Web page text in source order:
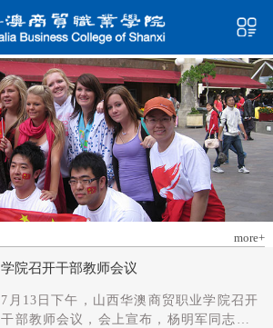
more+
学院召开干部教师会议
7月13日下午，山西华澳商贸职业学院召开
干部教师会议，会上宣布，杨明军同志任